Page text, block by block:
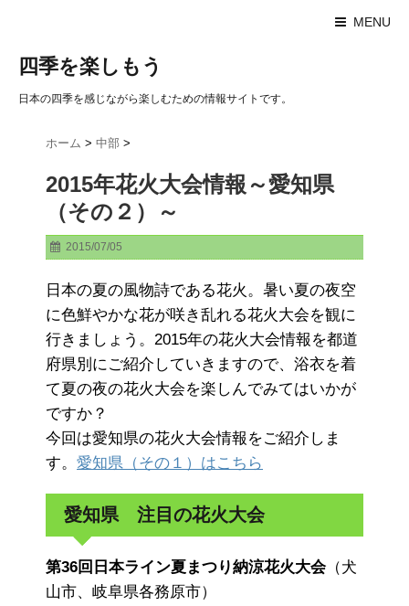
MENU
四季を楽しもう
日本の四季を感じながら楽しむための情報サイトです。
ホーム > 中部 >
2015年花火大会情報～愛知県
（その２）～
2015/07/05
日本の夏の風物詩である花火。暑い夏の夜空
に色鮮やかな花が咲き乱れる花火大会を観に
行きましょう。2015年の花火大会情報を都道
府県別にご紹介していきますので、浴衣を着
て夏の夜の花火大会を楽しんでみてはいかが
ですか？
今回は愛知県の花火大会情報をご紹介しま
す。 愛知県（その１）はこちら
愛知県 注目の花火大会
第36回日本ライン夏まつり納涼花火大会 （犬
山市、岐阜県各務原市）